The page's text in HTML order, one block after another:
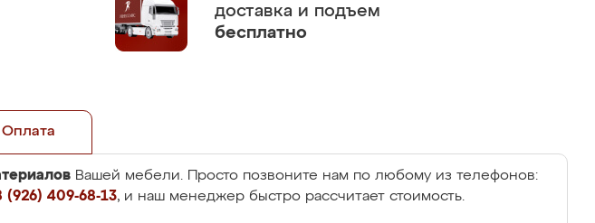
доставка и подъем
бесплатно
Оплата
Вашей мебели. Просто позвоните нам по любому из телефонов:
(926) 409-68-13, и наш менеджер быстро рассчитает стоимость.